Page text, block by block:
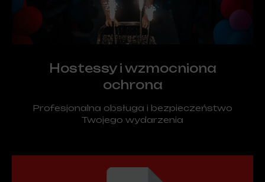
Hostessy i wzmocniona
ochrona
Profesjonalna obsługa i bezpieczeństwo
Twojego wydarzenia